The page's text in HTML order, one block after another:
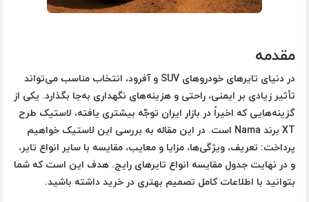
مقدمه
در دنیای تایرهای خودروهای SUV و آفرود، انتخاب مناسب می‌تواند
تأثیر زیادی بر ایمنی، راحتی و هزینه‌های نگهداری به‌جا بگذارد. یکی از
گزینه‌هایی که اخیراً در بازار ایران توجّه بیشتری یافته، لاستیک طرح
XT
برند Nama است. در این مقاله به بررسی این لاستیک خواهیم
پرداخت: تعریف، ویژگی‌ها، مزایا و معایب، مقایسه با سایر انواع تایر،
و در نهایت جدول مقایسه انواع تایرهای رایج. هدف این است که شما
بتوانید با اطلاعات کامل تصمیم بهتری در خرید داشته باشید.